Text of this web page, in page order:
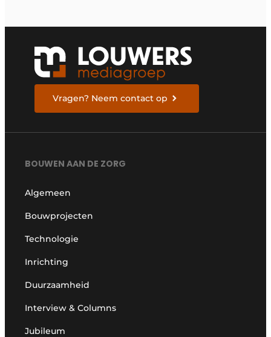
Vragen? Neem contact op
BOUWEN AAN DE ZORG
Algemeen
Bouwprojecten
Technologie
Inrichting
Duurzaamheid
Interview & Columns
Jubileum